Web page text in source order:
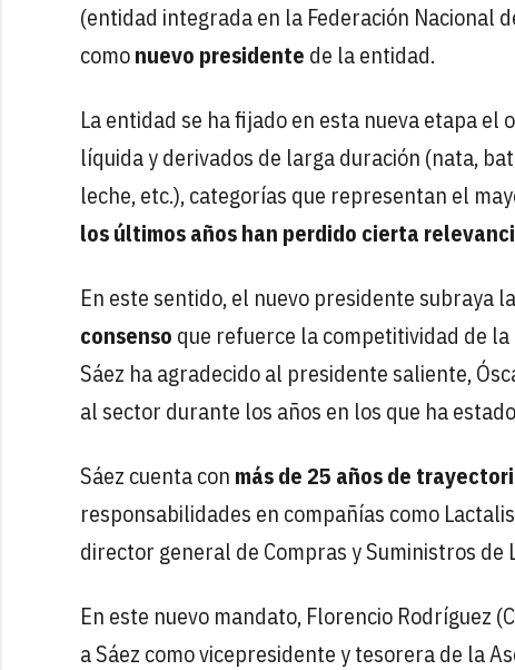
(entidad integrada en la Federación Nacional
comonuevo presidente de la entidad.
La entidad se ha fijado en esta nueva etapa
líquida y derivados de larga duración (nata,
leche, etc.), categorías que representan el
los últimos años han perdido cierta
En este sentido, el nuevo presidente subraya
consenso que refuerce la competitividad de
Sáez ha agradecido al presidente saliente,
al sector durante los años en los que ha
Sáez cuenta con más de 25 años de
responsabilidades en compañías como
director general de Compras y Suministros de
En este nuevo mandato, Florencio Rodríguez
a Sáez como vicepresidente y tesorera de la